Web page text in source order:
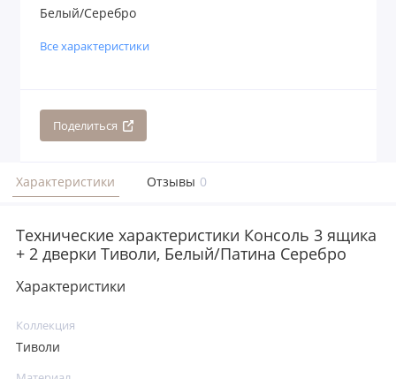
Белый/Серебро
Все характеристики
Поделиться
Характеристики Отзывы 0
Технические характеристики Консоль 3 ящика
+ 2 дверки Тиволи, Белый/Патина Серебро
Характеристики
Коллекция
Тиволи